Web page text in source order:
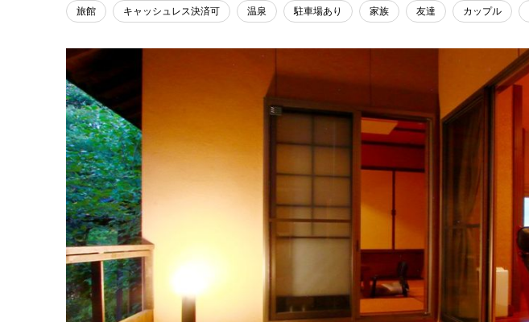
旅館 キャッシュレス決済可 温泉 駐車場あり 家族 友達 カップル